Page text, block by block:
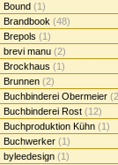
Bound (1)
Brandbook (48)
Brepols (1)
brevi manu (2)
Brockhaus (1)
Brunnen (2)
Buchbinderei Obermeier
Buchbinderei Rost (12)
Buchproduktion Kühn (1)
Buchwerker (1)
byleedesign (1)